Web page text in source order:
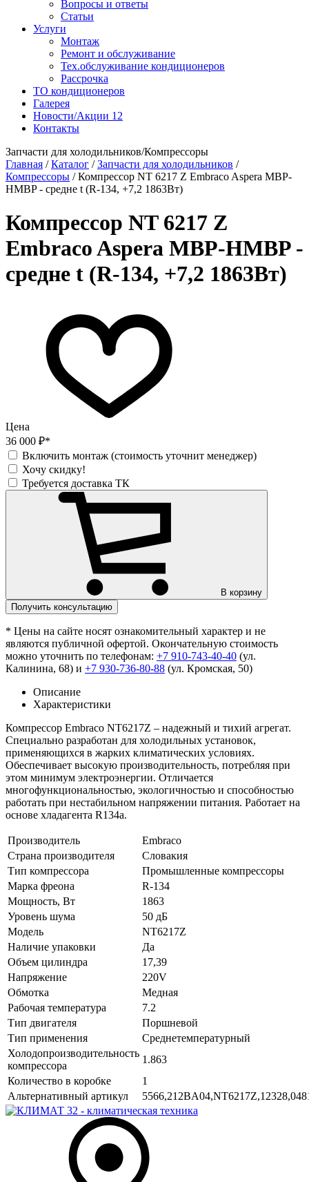
Вопросы и ответы
Статьи
Услуги
Монтаж
Ремонт и обслуживание
Тех.обслуживание кондиционеров
Рассрочка
ТО кондиционеров
Галерея
Новости/Акции 12
Контакты
Запчасти для холодильников/Компрессоры
Главная /Каталог /Запчасти для холодильников /
Компрессоры /Компрессор NT 6217 Z Embraco Aspera MBP-
HMBP - средне t (R-134, +7,2 1863Вт)
Компрессор NT 6217 Z
Embraco Aspera MBP-HMBP -
средне t (R-134, +7,2 1863Вт)
Цена
36 000 ₽*
Включить монтаж (стоимость уточнит менеджер)
Хочу скидку!
Требуется доставка ТК
В корзину
Получить консультацию
* Цены на сайте носят ознакомительный характер и не
являются публичной офертой. Окончательную стоимость
можно уточнить по телефонам: +7 910-743-40-40 (ул.
Калинина, 68) и +7 930-736-80-88 (ул. Кромская, 50)
Описание
Характеристики
Компрессор Embraco NT6217Z – надежный и тихий агрегат.
Специально разработан для холодильных установок,
применяющихся в жарких климатических условиях.
Обеспечивает высокую производительность, потребляя при
этом минимум электроэнергии. Отличается
многофункциональностью, экологичностью и способностью
работать при нестабильном напряжении питания. Работает на
основе хладагента R134a.
Производитель
Embraco
Страна производителя
Словакия
Тип компрессора
Промышленные компрессоры
Марка фреона
R-134
Мощность, Вт
1863
Уровень шума
50 дБ
Модель
NT6217Z
Наличие упаковки
Да
Объем цилиндра
17,39
Напряжение
220V
Обмотка
Медная
Рабочая температура
7.2
Тип двигателя
Поршневой
Тип применения
Среднетемпературный
Холодопроизводительность
компрессора
1.863
Количество в коробке
1
Альтернативный артикул